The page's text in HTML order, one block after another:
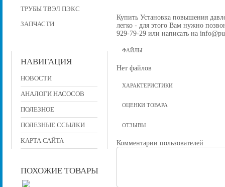
ТРУБЫ ТВЭЛ ПЭКС
ЗАПЧАСТИ
НАВИГАЦИЯ
НОВОСТИ
АНАЛОГИ НАСОСОВ
ПОЛЕЗНОЕ
ПОЛЕЗНЫЕ ССЫЛКИ
КАРТА САЙТА
ПОХОЖИЕ ТОВАРЫ
Купить Установка повышения
легко - для этого Вам нужно
929-79-29 или написать на
ФАЙЛЫ
Нет файлов
ХАРАКТЕРИСТИКИ
ОЦЕНКИ ТОВАРА
ОТЗЫВЫ
Комментарии пользователей